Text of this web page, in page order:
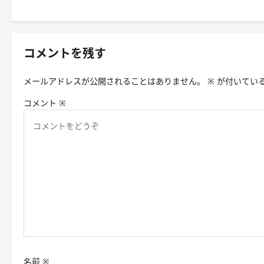
ナ
ビ
ー
シ
ョ
コメントを残す
メールアドレスが公開されることはありません。 ※ が付いてい
コメント ※
名前 ※